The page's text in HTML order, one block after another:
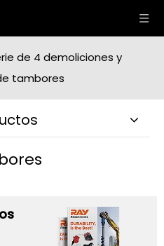
de 4 demoliciones y
tambores